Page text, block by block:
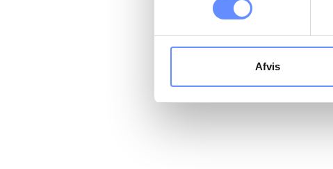
cookie opbevares. Du
Afvis